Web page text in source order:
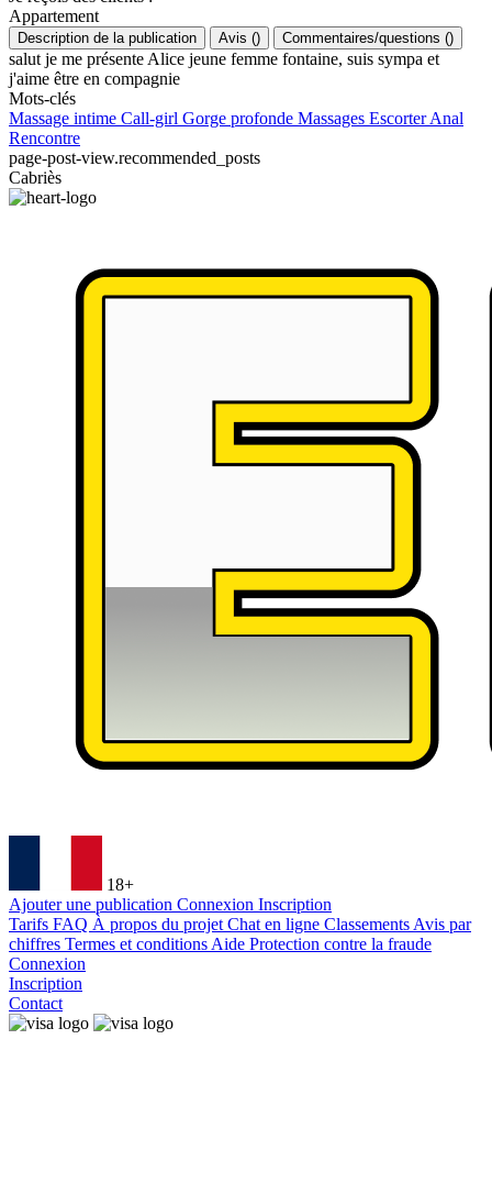
Appartement
Description de la publication Avis () Commentaires/questions ()
salut je me présente Alice jeune femme fontaine, suis sympa et
j'aime être en compagnie
Mots-clés
Massage intime Call-girl Gorge profonde Massages EscorterAnal
Rencontre
page-post-view.recommended_posts
Cabriès
18+
Ajouter une publication Connexion Inscription
Tarifs FAQ À propos du projet Chat en ligne Classements Avis par
chiffres Termes et conditions Aide Protection contre la fraude
Connexion
Inscription
Contact